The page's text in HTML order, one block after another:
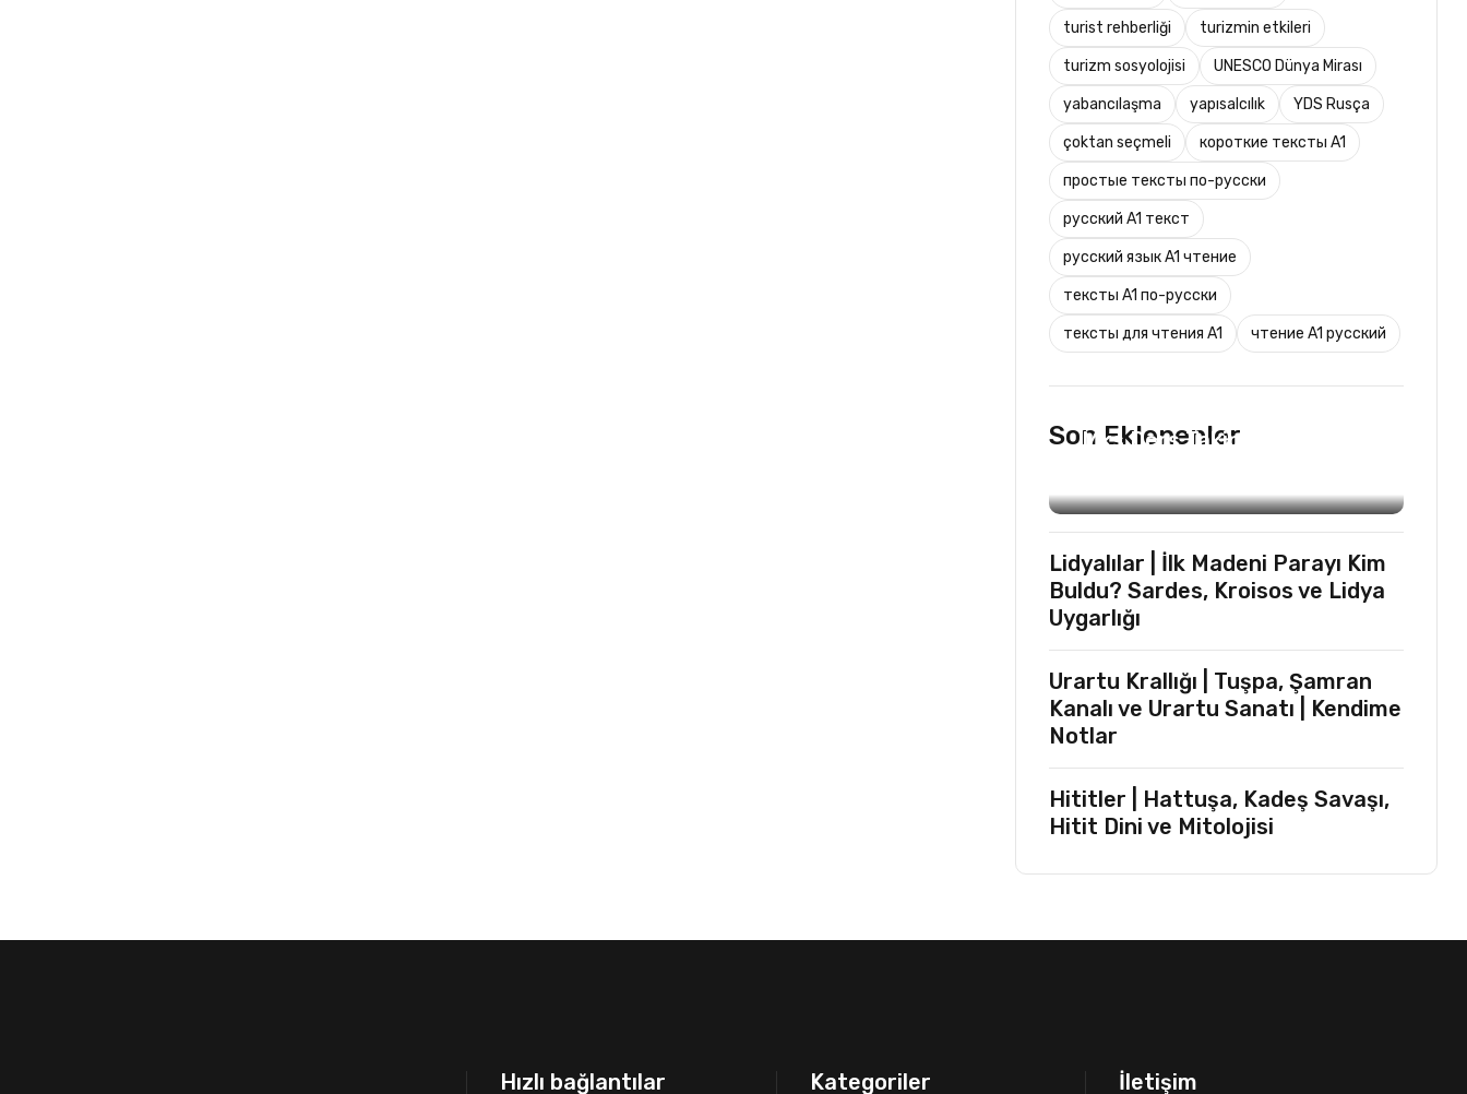
turist rehberliği turizmin etkileri
turizm sosyolojisi UNESCO Dünya Mirası
yabancılaşma yapısalcılık YDS Rusça
çoktan seçmeli короткие тексты A1
простые тексты по-русски
русский A1 текст
русский язык A1 чтение
тексты A1 по-русски
тексты для чтения A1 чтение A1 русский
Son Eklenenler
Mks Ders Takip (Turizm ve
Lidyalılar | İlk Madeni Parayı Kim
Buldu? Sardes, Kroisos ve Lidya
Uygarlığı
Urartu Krallığı | Tuşpa, Şamran
Kanalı ve Urartu Sanatı | Kendime
Notlar
Hititler | Hattuşa, Kadeş Savaşı,
Hitit Dini ve Mitolojisi
Hızlı bağlantılar Kategoriler İletişim